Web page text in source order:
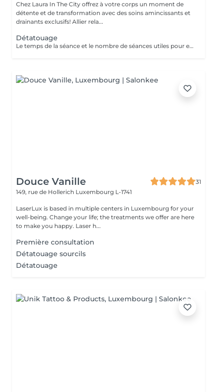
Chez Laura In The City offrez à votre corps un moment de
détente et de transformation avec des soins amincissants et
drainants exclusifs! Allier rela...
Détatouage
Le temps de la séance et le nombre de séances utiles pour enlever le tatouage sont variables Le détatouage laser est une technique efficace qui fragmente les pigments d'encre sous la peau à l'aide de faisceaux de lumière, permettant ainsi au système immunitaire de les éliminer progressivement. Le processus nécessite généralement plusieurs séances, et son efficacité dépend de divers facteurs. Comment ça marche ? Le laser cible les particules d'encre et les chauffe pour les fragmenter en morceaux plus petits. Ces fragments sont ensuite naturellement évacués par le corps. Différents types de lasers, tels que le laser Picosure ou le laser Q-Switched, sont utilisés pour traiter efficacement différentes couleurs et profondeurs d'encre. Ce qu'il faut savoir Nombre de séances Le nombre de séances varie considérablement. Un tatouage amateur peut nécessiter 3 à 5 séances, tandis qu'un tatouage professionnel peut en exiger 4 à 12, voire plus, pour une disparition complète. Résultats progressifs L'éclaircissement de l'encre est visible après chaque séance, mais le tatouage complet s'estompe progressivement au fil du temps.
Douce Vanille
31
149, rue de Hollerich Luxembourg L-1741
LaserLux is based in multiple centers in Luxembourg for your
well-being. Change your life; the treatments we offer are here
to make you happy. Laser h...
Première consultation
Détatouage sourcils
Détatouage